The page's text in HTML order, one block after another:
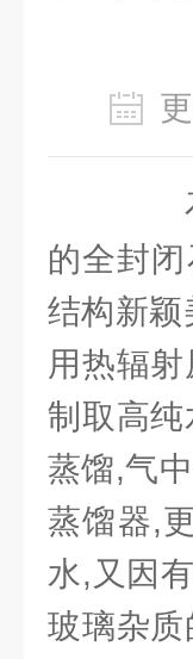
石
的全封
结构新颖
用热辐
制取高
蒸馏,气
蒸馏器,
水,又因
玻璃杂